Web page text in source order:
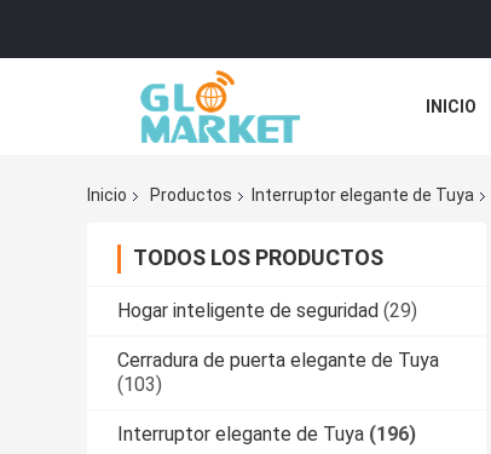
INICIO
Inicio
Productos Interruptor elegante de Tuya
TODOS LOS PRODUCTOS
Hogar inteligente de seguridad (29)
Cerradura de puerta elegante de Tuya
(103)
Interruptor elegante de Tuya (196)